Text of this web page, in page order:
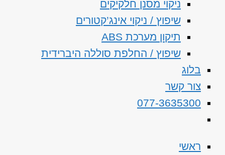
ניקוי מסנן חלקיקים
שיפוץ / ניקוי אינג’קטורים
תיקון מערכת ABS
שיפוץ / החלפת סוללה היברידית
בלוג
צור קשר
077-3635300
ראשי